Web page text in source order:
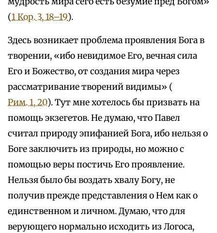
(1 Кор. 3, 18–19).
Здесь возникает проблема проявления Бога в
творении, «ибо невидимое Его, вечная сила
Его и Божество, от создания мира через
рассматривание творений видимы» (
Рим. 1, 20). Тут мне хотелось бы призвать на
помощь экзегетов. Не думаю, что Павел
считал природу эпифанией Бога, ибо нельзя о
Боге заключить из природы, но можно с
помощью веры постичь Его проявление.
Нельзя было бы воздать хвалу Богу, не
получив прежде представления о Нем как о
единственном и личном. Думаю, что для
верующего нормально исходить из Логоса,